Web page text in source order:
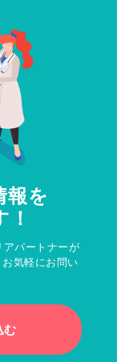
報を
アパートナーが
気軽にお問い
む